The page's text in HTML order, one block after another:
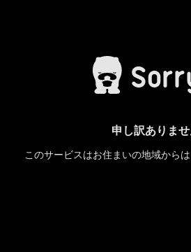
申し訳ありま
このサービスはお住まいの地域から